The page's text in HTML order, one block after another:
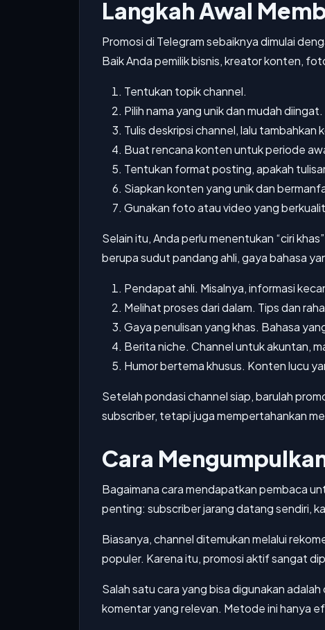
Langkah Awal
Promosi di Telegram sebaiknya dimulai
Baik Anda pemilik bisnis, kreator konten,
Tentukan topik channel.
Pilih nama yang unik dan mudah diingat.
Tulis deskripsi channel, lalu
Buat rencana konten untuk periode
Tentukan format posting, apakah
Siapkan konten yang unik dan
Gunakan foto atau video yang
Selain itu, Anda perlu menentukan “ciri
berupa sudut pandang ahli, gaya bahasa
Pendapat ahli. Misalnya, informasi
Melihat proses dari dalam. Tips dan
Gaya penulisan yang khas. Bahasa
Berita niche. Channel untuk akuntan,
Humor bertema khusus. Konten lucu
Setelah pondasi channel siap, barulah
subscriber, tetapi juga mempertahankan
Cara
Bagaimana cara mendapatkan pembaca
penting: subscriber jarang datang sendiri,
Biasanya, channel ditemukan melalui
populer. Karena itu, promosi aktif sangat
Salah satu cara yang bisa digunakan
komentar yang relevan. Metode ini hanya